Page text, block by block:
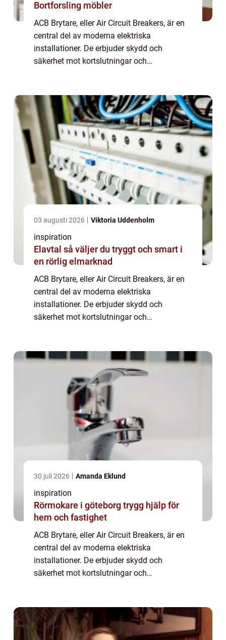
Bortforsling möbler
ACB Brytare, eller Air Circuit Breakers, är en
central del av moderna elektriska
installationer. De erbjuder skydd och
säkerhet mot kortslutningar och
indu...
03 augusti 2026 Viktoria Uddenholm
inspiration
Elavtal så väljer du tryggt och smart i
en rörlig elmarknad
ACB Brytare, eller Air Circuit Breakers, är en
central del av moderna elektriska
installationer. De erbjuder skydd och
säkerhet mot kortslutningar och
30 juli 2026 Amanda Eklund
inspiration
Rörmokare i göteborg trygg hjälp för
hem och fastighet
ACB Brytare, eller Air Circuit Breakers, är en
central del av moderna elektriska
installationer. De erbjuder skydd och
säkerhet mot kortslutningar och
indu...